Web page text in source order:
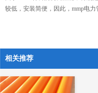
较低，安装简便，因此，mmp电力
相关推荐